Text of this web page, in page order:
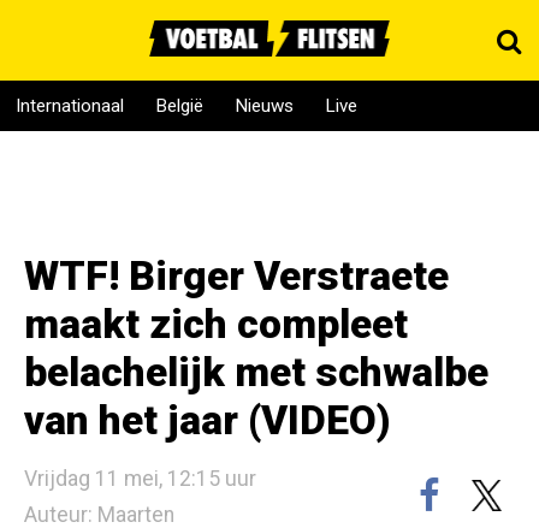
Internationaal België Nieuws Live
WTF! Birger Verstraete
maakt zich compleet
belachelijk met schwalbe
van het jaar (VIDEO)
Vrijdag 11 mei, 12:15 uur
Auteur: Maarten